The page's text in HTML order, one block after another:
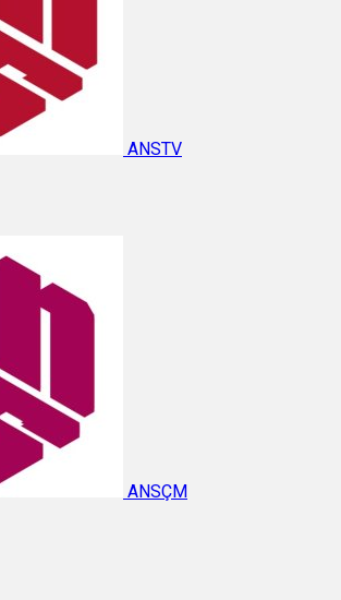
ANSTV
ANSÇM